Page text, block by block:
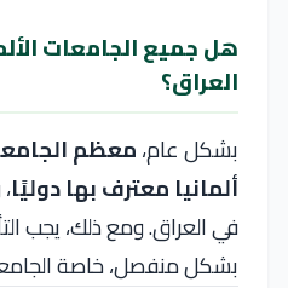
هل جميع الجامعات
العراق؟
بشكل عام،معظم
ألمانيا معترف بها دوليًا
في العراق. ومع ذلك، يجب
بشكل منفصل، خاصة